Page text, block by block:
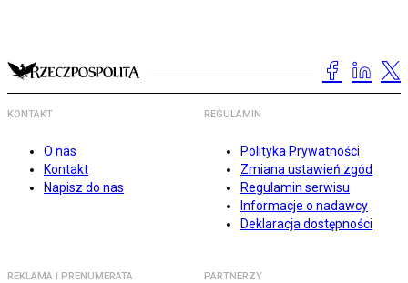
KONTAKT
O nas
Kontakt
Napisz do nas
REGULAMIN
Polityka Prywatności
Zmiana ustawień zgód
Regulamin serwisu
Informacje o nadawcy
Deklaracja dostępności
REKLAMA I PRENUMERATA PARTNERZY